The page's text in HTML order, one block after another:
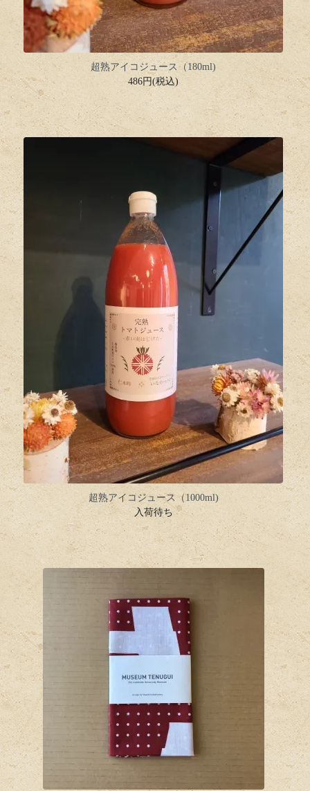
超熟アイコジュース（180ml)
486円(税込)
超熟アイコジュース（1000ml)
入荷待ち